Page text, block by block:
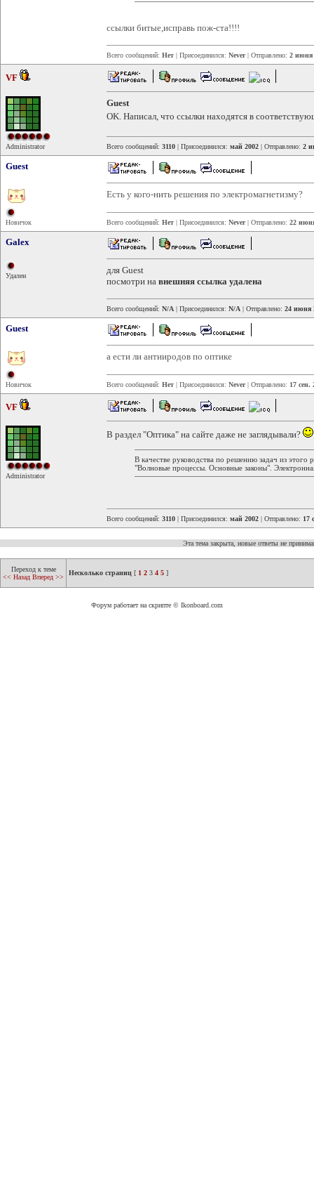
ссылки битые,исправь пож-ста!!!!
Всего сообщений: Нет | Присоединился: Never| Отправлено: 2 июня
VF
Administrator
Guest
OK. Написал, что ссылки находятся в
Всего сообщений: 3110 | Присоединился: май 2002 | Отправлено: 2
Guest
Новичок
Есть у кого-нить решения по электромагнетизму?
Всего сообщений: Нет | Присоединился: Never| Отправлено: 22
Galex
Удален
для Guest
посмотри на внешняя ссылка удалена
Всего сообщений: N/A | Присоединился: N/A | Отправлено: 24 июня
Guest
Новичок
а ести ли антииродов по оптике
Всего сообщений: Нет | Присоединился: Never| Отправлено: 17 сен.
VF
Administrator
В раздел "Оптика" на сайте даже не заглядывали?
В качестве руководства по решению задач из
"Волновые процессы. Основные законы".
Всего сообщений: 3110 | Присоединился: май 2002 | Отправлено: 17
Эта тема закрыта, новые ответы не
Переход к теме
<< Назад Вперед >>
Несколько страниц [ 1 2 3 4 5 ]
Форум работает на скрипте © Ikonboard.com